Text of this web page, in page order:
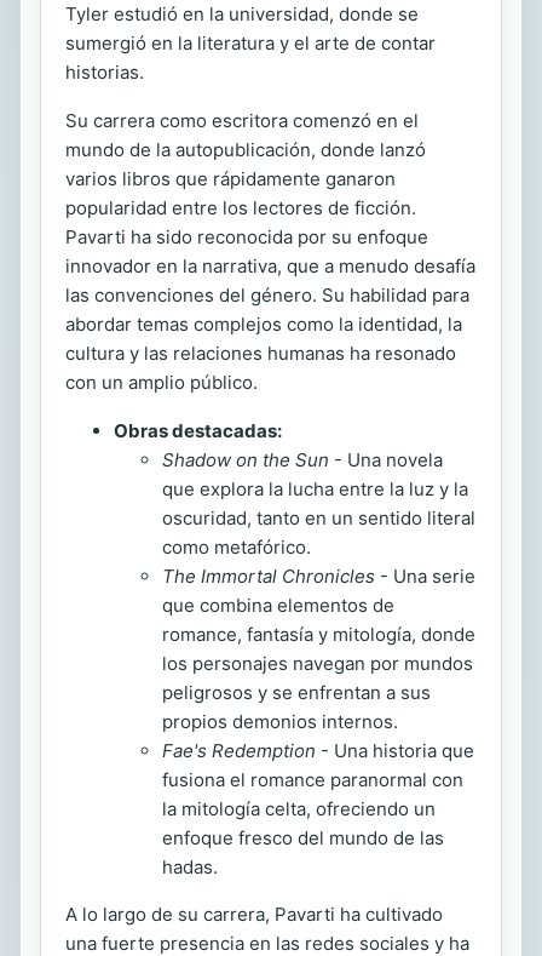
Tyler estudió en la universidad, donde se
sumergió en la literatura y el arte de contar
historias.
Su carrera como escritora comenzó en el
mundo de la autopublicación, donde lanzó
varios libros que rápidamente ganaron
popularidad entre los lectores de ficción.
Pavarti ha sido reconocida por su enfoque
innovador en la narrativa, que a menudo desafía
las convenciones del género. Su habilidad para
abordar temas complejos como la identidad, la
cultura y las relaciones humanas ha resonado
con un amplio público.
Obras destacadas:
Shadow on the Sun - Una novela
que explora la lucha entre la luz y la
oscuridad, tanto en un sentido literal
como metafórico.
The Immortal Chronicles - Una serie
que combina elementos de
romance, fantasía y mitología, donde
los personajes navegan por mundos
peligrosos y se enfrentan a sus
propios demonios internos.
Fae's Redemption - Una historia que
fusiona el romance paranormal con
la mitología celta, ofreciendo un
enfoque fresco del mundo de las
hadas.
A lo largo de su carrera, Pavarti ha cultivado
una fuerte presencia en las redes sociales y ha